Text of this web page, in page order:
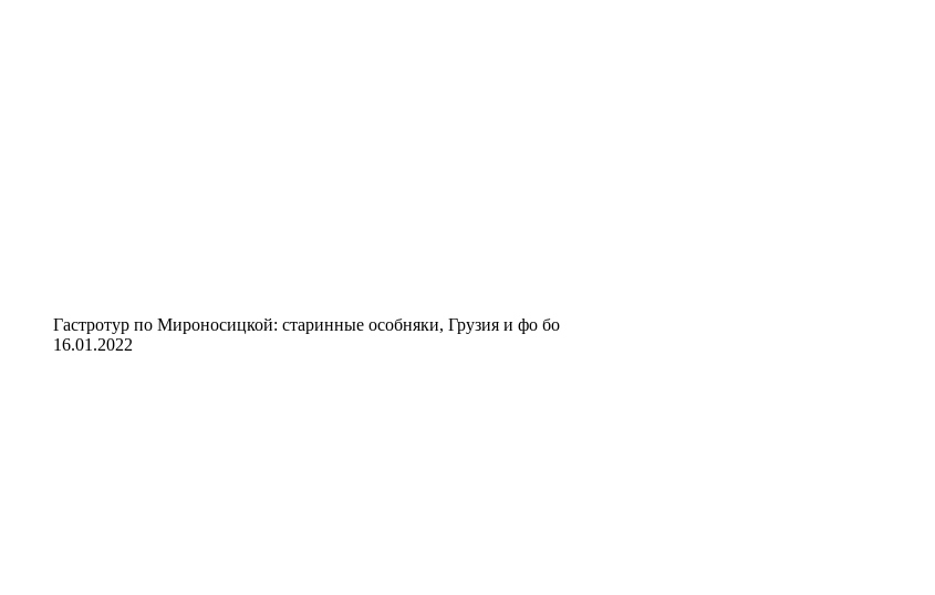
Гастротур по Мироносицкой: старинные особняки, Грузия и фо бо
16.01.2022